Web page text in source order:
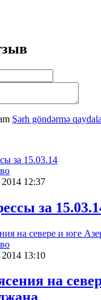
Şərh göndərmə
12:37
за
13:10
на